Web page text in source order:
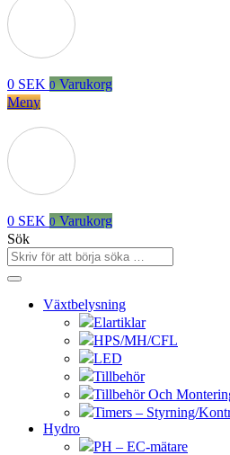
0 SEK 0 Varukorg
Meny
0 SEK 0 Varukorg
Sök
Växtbelysning
Elartiklar
HPS/MH/CFL
LED
Tillbehör
Tillbehör Och
Timers – Styrning/
Hydro
PH – EC-mätare